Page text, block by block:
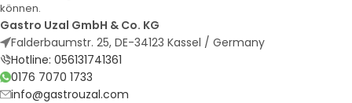
können.
Gastro Uzal GmbH & Co. KG
Falderbaumstr. 25, DE-34123 Kassel / Germany
Hotline: 056131741361
0176 7070 1733
info@gastrouzal.com